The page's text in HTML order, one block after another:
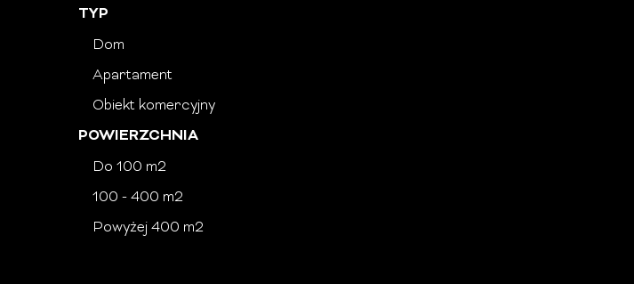
TYP
Dom
Apartament
Obiekt komercyjny
POWIERZCHNIA
Do 100 m2
100 - 400 m2
Powyżej 400 m2